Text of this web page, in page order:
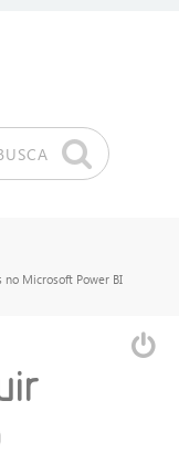
Microsoft Power BI